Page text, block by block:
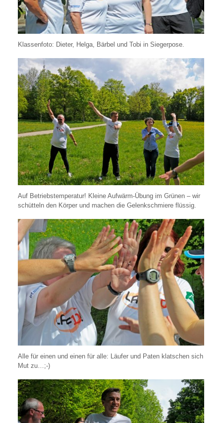
Klassenfoto: Dieter, Helga, Bärbel und Tobi in Siegerpose.
Auf Betriebstemperatur! Kleine Aufwärm-Übung im Grünen – wir
schütteln den Körper und machen die Gelenkschmiere flüssig.
Alle für einen und einen für alle: Läufer und Paten klatschen sich
Mut zu…;-)